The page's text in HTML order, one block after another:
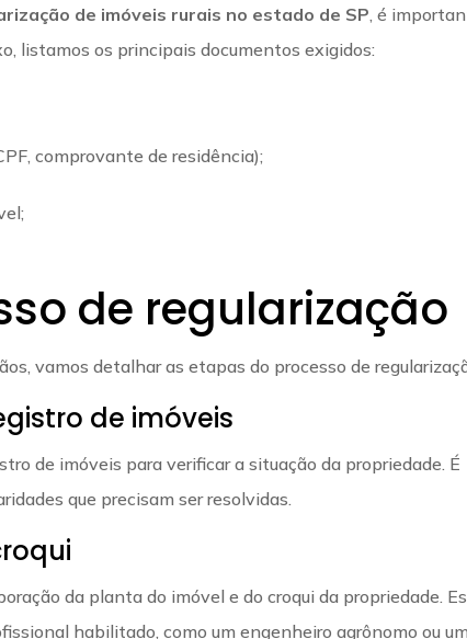
de imóveis rurais no estado de SP , é
listamos os principais documentos exigidos:
comprovante de residência);
de regularização
vamos detalhar as etapas do processo de
de imóveis
de imóveis para verificar a situação da propriedade. É
que precisam ser resolvidas.
da planta do imóvel e do croqui da propriedade.
habilitado, como um engenheiro agrônomo ou um